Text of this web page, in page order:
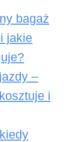
bagaż
jakie
–
i